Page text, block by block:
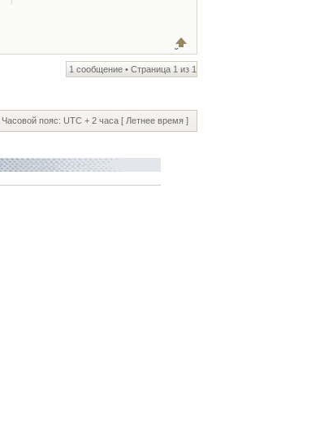
1 сообщение • Страница 1 из 1
Часовой пояс: UTC + 2 часа [ Летнее время ]